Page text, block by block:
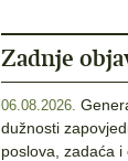
Zadnje
06.08.2026.
dužnosti
poslova, zadaća